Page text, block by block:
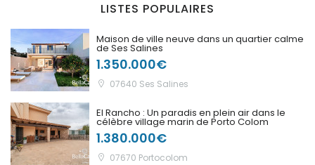
|-Valencia/València
Deutschland
Extremadura
|-Badajoz
|-Cáceres
Frankreich
LISTES POPULAIRES
Maison de ville neuve dans un quartier calme
de Ses Salines
1.350.000€
07640 Ses Salines
El Rancho : Un paradis en plein air dans le
célèbre village marin de Porto Colom
1.380.000€
07670 Portocolom